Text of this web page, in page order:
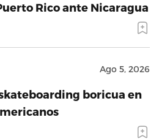
Rico ante Nicaragua
Ago 5, 2026
boricua en